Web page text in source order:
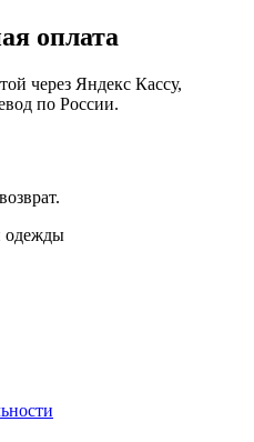
оплата
через Яндекс Кассу,
по России.